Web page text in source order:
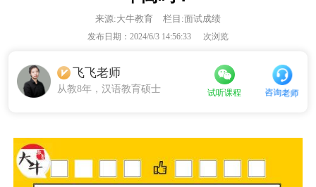
来源:大牛教育 栏目:面试成绩
发布日期：2024/6/3 14:56:33 次浏览
飞飞老师
从教8年，汉语教育硕士 试听课程 咨询老师